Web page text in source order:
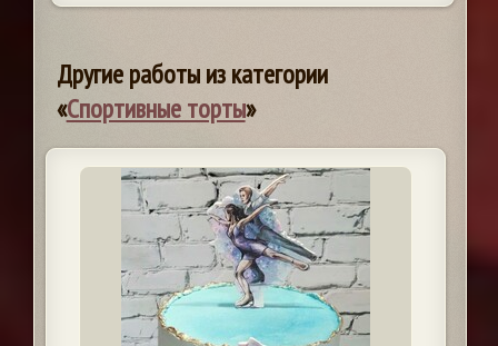
Другие работы из категории
«Спортивные торты»